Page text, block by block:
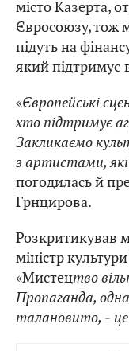
місто Казерта,
Євросоюзу, тож
підуть на
який підтримує
«Європейські
хто підтримує
Закликаємо
з артистами,
погодилась й
Грнцирова.
Розкритикував
міністр
«Мистецтво
Пропаганда,
талановито, ‒